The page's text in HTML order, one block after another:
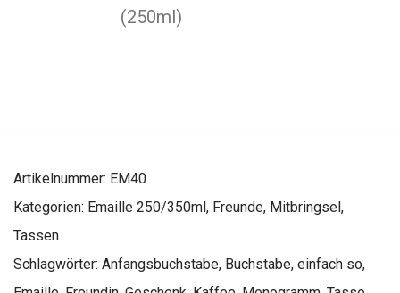
(250ml)
Artikelnummer: EM40
Kategorien: Emaille 250/350ml, Freunde, Mitbringsel,
Tassen
Schlagwörter: Anfangsbuchstabe, Buchstabe, einfach so,